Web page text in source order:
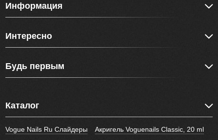
Информация
Интересно
Будь первым
Каталог
Vogue Nails Ru Слайдеры
Акригель Voguenails Classic, 20 ml